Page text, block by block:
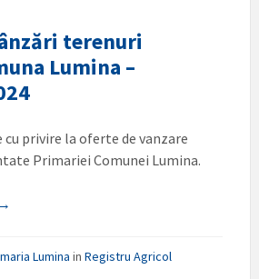
terenuri
Lumina –
privire la oferte de vanzare
Primariei Comunei Lumina.
Lumina in Registru Agricol